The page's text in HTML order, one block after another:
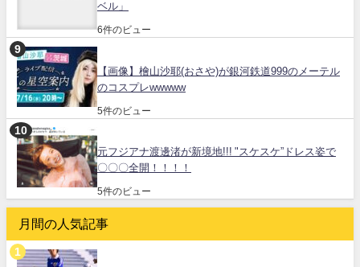
ベル」
6件のビュー
【画像】檜山沙耶(おさや)が銀河鉄道999のメーテル
のコスプレwwwww
5件のビュー
元フジアナ渡邊渚が新境地!!! "スケスケ”ドレス姿で
〇〇〇全開！！！！
5件のビュー
月間の人気記事